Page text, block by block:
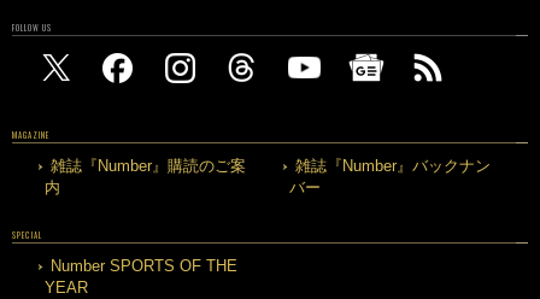
FOLLOW US
MAGAZINE
雑誌『Number』購読のご案
内
雑誌『Number』バックナン
バー
SPECIAL
Number SPORTS OF THE
YEAR